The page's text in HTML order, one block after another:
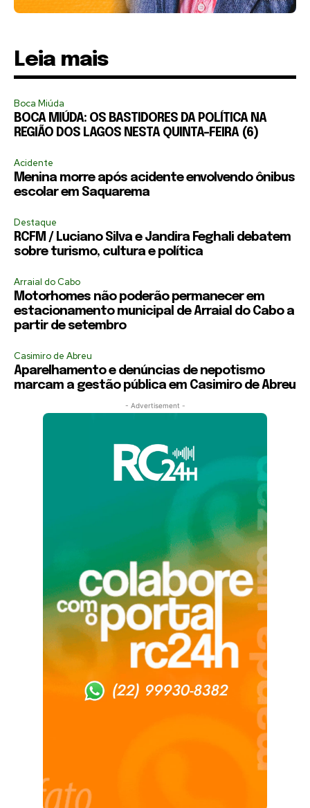
Leia mais
Boca Miúda
BOCA MIÚDA: OS BASTIDORES DA POLÍTICA NA
REGIÃO DOS LAGOS NESTA QUINTA-FEIRA (6)
Acidente
Menina morre após acidente envolvendo ônibus
escolar em Saquarema
Destaque
RCFM / Luciano Silva e Jandira Feghali debatem
sobre turismo, cultura e política
Arraial do Cabo
Motorhomes não poderão permanecer em
estacionamento municipal de Arraial do Cabo a
partir de setembro
Casimiro de Abreu
Aparelhamento e denúncias de nepotismo
marcam a gestão pública em Casimiro de Abreu
- Advertisement -